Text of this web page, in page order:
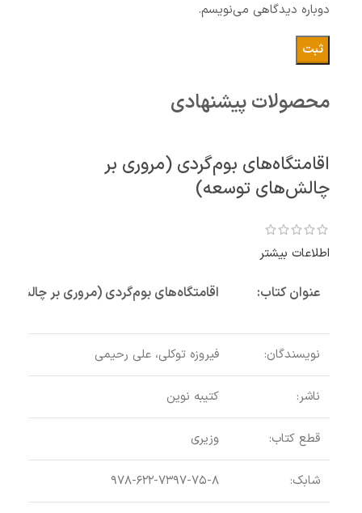
دوباره دیدگاهی می‌نویسم.
محصولات پیشنهادی
اقامتگاه‌های بوم‌گردی (مروری بر
چالش‌های توسعه)
اطلاعات بیشتر
عنوان کتاب: اقامتگاه‌های بوم‌گردی (مروری بر
نویسندگان: فیروزه توکلی، علی رحیمی
ناشر: کتیبه نوین
قطع کتاب: وزیری
شابک: ۹۷۸-۶۲۲-۷۳۹۷-۷۵-۸